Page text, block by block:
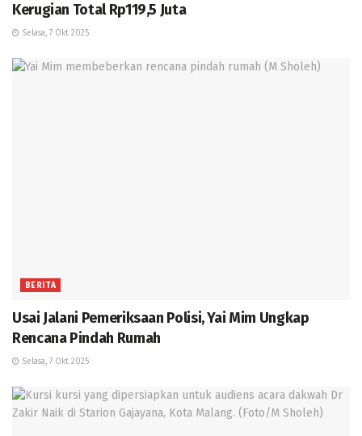
Kerugian Total Rp119,5 Juta
Selasa, 7 Okt 2025
BERITA
Usai Jalani Pemeriksaan Polisi, Yai Mim Ungkap
Rencana Pindah Rumah
Selasa, 7 Okt 2025